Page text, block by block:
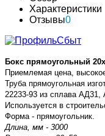
Характеристики
Отзывы0
Бокс прямоугольный
Приемлемая цена,
Труба прямоугольная
22233-93 из сплава
Используется в
Форма - прямоугольник.
Длина, мм - 3000